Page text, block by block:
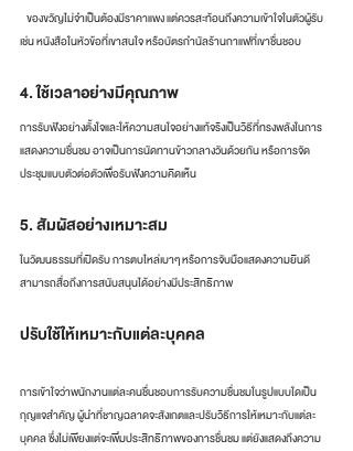
เช่น หนังสือในหัวข้อที่เขาสนใจ หรือบัตรกำนัลร้านกาแฟที่เขาชื่นชอบ
4. ใช้เวลาอย่างมีคุณภาพ
การรับฟังอย่างตั้งใจและให้ความสนใจอย่างแท้จริงเป็นวิธีที่ทรงพลังในการ
แสดงความชื่นชม อาจเป็นการนัดทานข้าวกลางวันด้วยกัน หรือการจัด
ประชุมแบบตัวต่อตัวเพื่อรับฟังความคิดเห็น
5. สัมผัสอย่างเหมาะสม
ในวัฒนธรรมที่เปิดรับ การตบไหล่เบาๆ หรือการจับมือแสดงความยินดี
สามารถสื่อถึงการสนับสนุนได้อย่างมีประสิทธิภาพ
ปรับใช้ให้เหมาะกับแต่ละบุคคล
การเข้าใจว่าพนักงานแต่ละคนชื่นชอบการรับความชื่นชมในรูปแบบใดเป็น
กุญแจสำคัญ ผู้นำที่ชาญฉลาดจะสังเกตและปรับวิธีการให้เหมาะกับแต่ละ
บุคคล ซึ่งไม่เพียงแต่จะเพิ่มประสิทธิภาพของการชื่นชม แต่ยังแสดงถึงความ